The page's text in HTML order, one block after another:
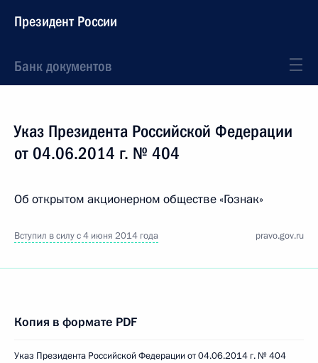
Президент России
Банк документов
Указ Президента Российской Федерации
от 04.06.2014 г. № 404
Об открытом акционерном обществе «Гознак»
Вступил в силу с 4 июня 2014 года pravo.gov.ru
Копия в формате PDF
Указ Президента Российской Федерации от 04.06.2014 г. № 404